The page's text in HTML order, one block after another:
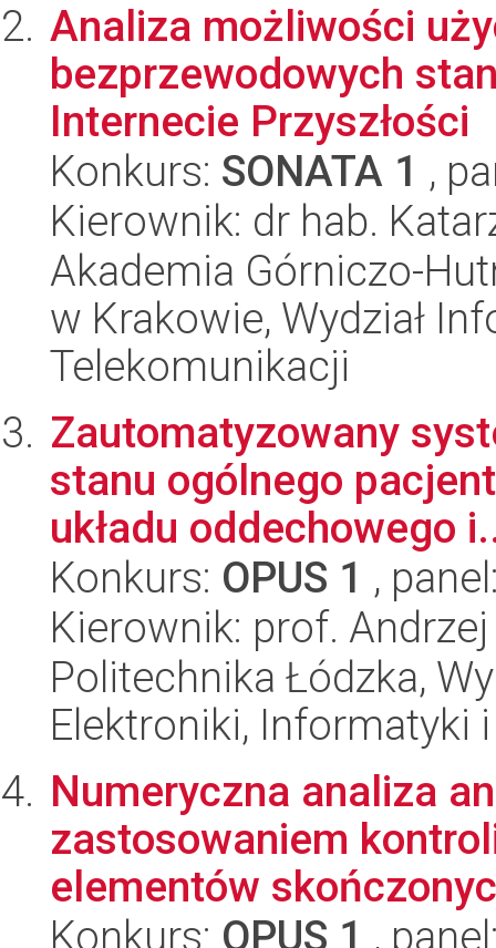
Analiza możliwości
bezprzewodowych
Internecie Przyszłości
Konkurs: SONATA 1 ,
Kierownik: dr hab.
Akademia Górniczo-
w Krakowie, Wydział
Telekomunikacji
Zautomatyzowany
stanu ogólnego
układu oddechowego
Konkurs: OPUS 1 ,
Kierownik: prof.
Politechnika Łódzka,
Elektroniki, Informatyki
Numeryczna analiza
zastosowaniem
elementów
Konkurs: OPUS 1 ,